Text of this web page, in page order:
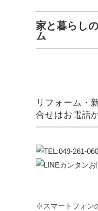
家と暮らし
ム
リフォーム・
合せはお電話
※スマートフォン